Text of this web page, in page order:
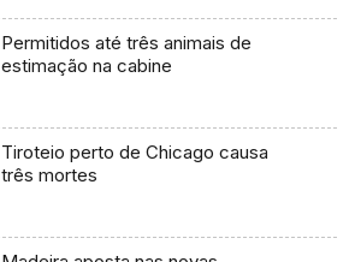
Permitidos até três animais de
estimação na cabine
Tiroteio perto de Chicago causa
três mortes